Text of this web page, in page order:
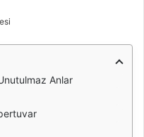
Anlar